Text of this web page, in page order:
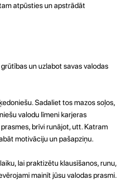
atpūsties un apstrādāt
un uzlabot savas valodas
Sadaliet tos mazos soļos,
valodu līmeni karjeras
brīvi runājot, utt. Katram
motivāciju un pašapziņu.
lai praktizētu klausīšanos, runu,
mainīt jūsu valodas prasmi.